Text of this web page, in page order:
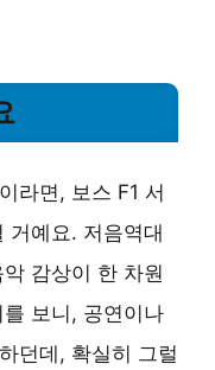
라면, 보스 F1 서
거예요. 저음역대
감상이 한 차원
보니, 공연이나
던데, 확실히 그럴